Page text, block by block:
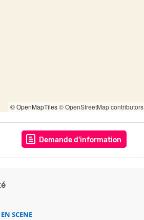
© OpenMapTiles© OpenStreetMap contributors
Demande d'information
SCENE